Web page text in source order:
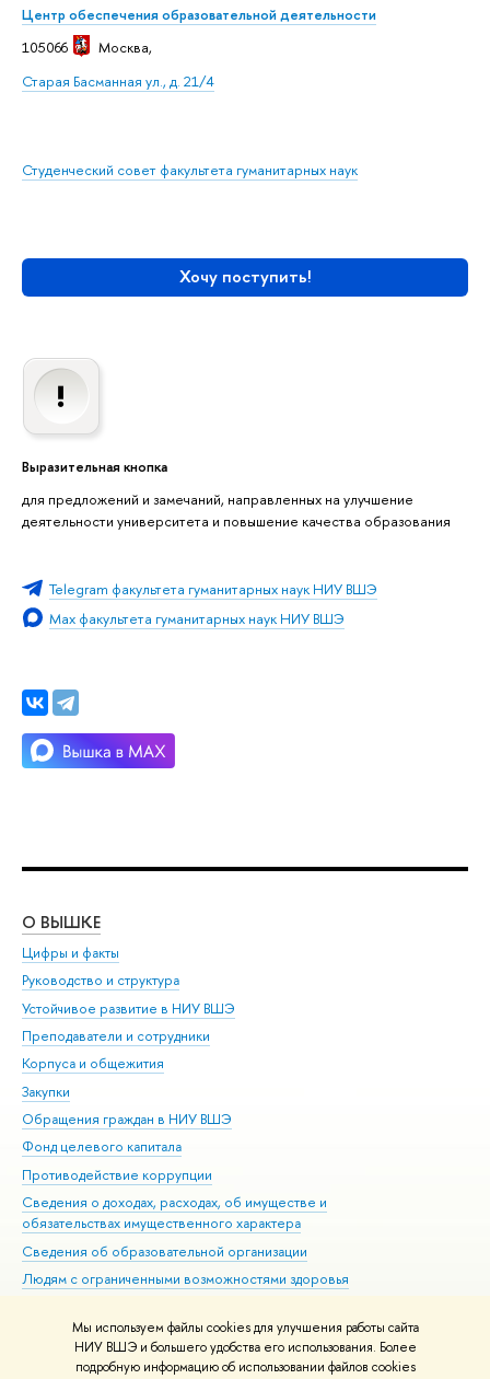
Мы используем файлы cookies для улучшения работы сайта
НИУ ВШЭ и большего удобства его использования. Более
подробную информацию об использовании файлов cookies
Центр обеспечения образовательной деятельности
105066
Москва,
Старая Басманная ул., д. 21/4
Студенческий совет факультета гуманитарных наук
Хочу поступить!
Выразительная кнопка
для предложений и замечаний, направленных на улучшение
деятельности университета и повышение качества образования
Telegram факультета гуманитарных наук НИУ ВШЭ
Max факультета гуманитарных наук НИУ ВШЭ
О ВЫШКЕ
Цифры и факты
Руководство и структура
Устойчивое развитие в НИУ ВШЭ
Преподаватели и сотрудники
Корпуса и общежития
Закупки
Обращения граждан в НИУ ВШЭ
Фонд целевого капитала
Противодействие коррупции
Сведения о доходах, расходах, об имуществе и
обязательствах имущественного характера
Сведения об образовательной организации
Людям с ограниченными возможностями здоровья
Работа в Вышке